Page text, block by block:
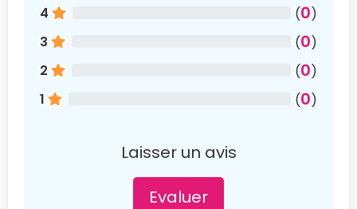
4
(0)
3
(0)
2
(0)
1
(0)
Laisser un avis
Evaluer